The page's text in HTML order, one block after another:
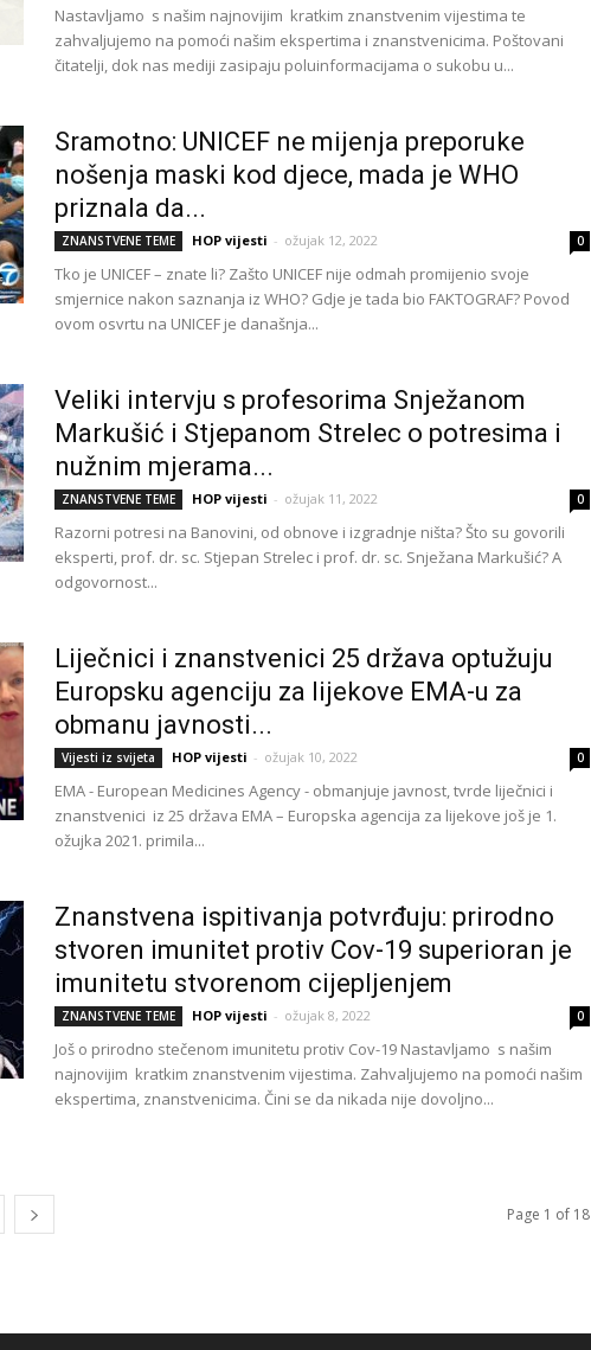
Nastavljamo s našim najnovijim kratkim znanstvenim vijestima te
zahvaljujemo na pomoći našim ekspertima i znanstvenicima. Poštovani
čitatelji, dok nas mediji zasipaju poluinformacijama o sukobu u...
Sramotno: UNICEF ne mijenja preporuke
nošenja maski kod djece, mada je WHO
priznala da...
ZNANSTVENE TEME HOP vijesti - ožujak 12, 2022 0
Tko je UNICEF – znate li? Zašto UNICEF nije odmah promijenio svoje
smjernice nakon saznanja iz WHO? Gdje je tada bio FAKTOGRAF? Povod
ovom osvrtu na UNICEF je današnja...
Veliki intervju s profesorima Snježanom
Markušić i Stjepanom Strelec o potresima i
nužnim mjerama...
ZNANSTVENE TEME HOP vijesti - ožujak 11, 2022 0
Razorni potresi na Banovini, od obnove i izgradnje ništa? Što su govorili
eksperti, prof. dr. sc. Stjepan Strelec i prof. dr. sc. Snježana Markušić? A
odgovornost...
Liječnici i znanstvenici 25 država optužuju
Europsku agenciju za lijekove EMA-u za
obmanu javnosti...
Vijesti iz svijeta HOP vijesti - ožujak 10, 2022 0
EMA - European Medicines Agency - obmanjuje javnost, tvrde liječnici i
znanstvenici iz 25 država EMA – Europska agencija za lijekove još je 1.
ožujka 2021. primila...
Znanstvena ispitivanja potvrđuju: prirodno
stvoren imunitet protiv Cov-19 superioran je
imunitetu stvorenom cijepljenjem
ZNANSTVENE TEME HOP vijesti - ožujak 8, 2022 0
Još o prirodno stečenom imunitetu protiv Cov-19 Nastavljamo s našim
najnovijim kratkim znanstvenim vijestima. Zahvaljujemo na pomoći našim
ekspertima, znanstvenicima. Čini se da nikada nije dovoljno...
Page 1 of 18